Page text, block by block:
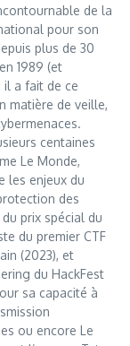
de la
pour son
plus de 30
1989 (et
il a fait de ce
matière de veille,
centaines
Le Monde,
les enjeux du
des
prix spécial du
du premier CTF
(2023), et
du HackFest
sa capacité à
ou encore Le